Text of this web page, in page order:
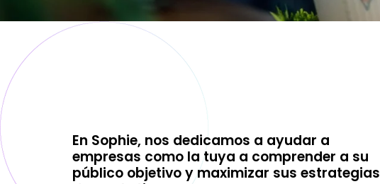
En Sophie, nos dedicamos a ayudar a
empresas como la tuya a comprender a su
público objetivo y maximizar sus estrategias